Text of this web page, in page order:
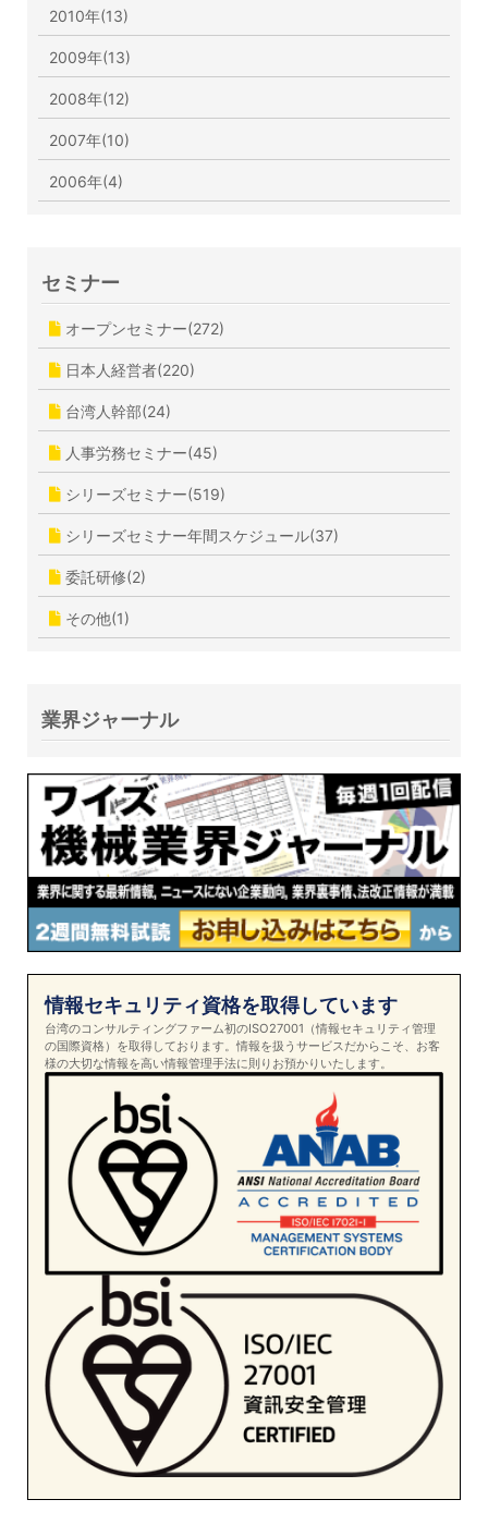
2010年(13)
2009年(13)
2008年(12)
2007年(10)
2006年(4)
セミナー
オープンセミナー(272)
日本人経営者(220)
台湾人幹部(24)
人事労務セミナー(45)
シリーズセミナー(519)
シリーズセミナー年間スケジュール(37)
委託研修(2)
その他(1)
業界ジャーナル
情報セキュリティ資格を取得しています
台湾のコンサルティングファーム初のISO27001（情報セキュリティ管理
の国際資格）を取得しております。情報を扱うサービスだからこそ、お客
様の大切な情報を高い情報管理手法に則りお預かりいたします。